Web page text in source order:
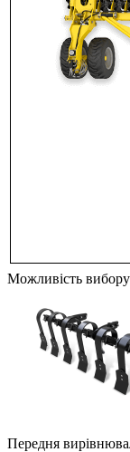
Можливість вибору
Передня